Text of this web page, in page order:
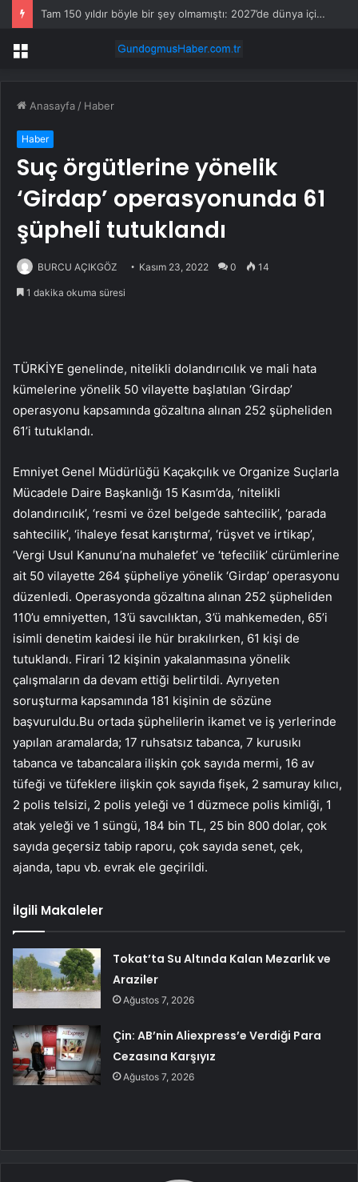
Tam 150 yıldır böyle bir şey olmamıştı: 2027’de dünya için kritik süreç başlıyor
Menü
Anasayfa / Haber
Haber
Suç örgütlerine yönelik
‘Girdap’ operasyonunda 61
şüpheli tutuklandı
BURCU AÇIKGÖZ Kasım 23, 2022 0 14
1 dakika okuma süresi
TÜRKİYE genelinde, nitelikli dolandırıcılık ve mali hata
kümelerine yönelik 50 vilayette başlatılan ‘Girdap’
operasyonu kapsamında gözaltına alınan 252 şüpheliden
61’i tutuklandı.
Emniyet Genel Müdürlüğü Kaçakçılık ve Organize Suçlarla
Mücadele Daire Başkanlığı 15 Kasım’da, ‘nitelikli
dolandırıcılık’, ‘resmi ve özel belgede sahtecilik’, ‘parada
sahtecilik’, ‘ihaleye fesat karıştırma’, ‘rüşvet ve irtikap’,
‘Vergi Usul Kanunu’na muhalefet’ ve ‘tefecilik’ cürümlerine
ait 50 vilayette 264 şüpheliye yönelik ‘Girdap’ operasyonu
düzenledi. Operasyonda gözaltına alınan 252 şüpheliden
110’u emniyetten, 13’ü savcılıktan, 3’ü mahkemeden, 65’i
isimli denetim kaidesi ile hür bırakılırken, 61 kişi de
tutuklandı. Firari 12 kişinin yakalanmasına yönelik
çalışmaların da devam ettiği belirtildi. Ayrıyeten
soruşturma kapsamında 181 kişinin de sözüne
başvuruldu.Bu ortada şüphelilerin ikamet ve iş yerlerinde
yapılan aramalarda; 17 ruhsatsız tabanca, 7 kurusıkı
tabanca ve tabancalara ilişkin çok sayıda mermi, 16 av
tüfeği ve tüfeklere ilişkin çok sayıda fişek, 2 samuray kılıcı,
2 polis telsizi, 2 polis yeleği ve 1 düzmece polis kimliği, 1
atak yeleği ve 1 süngü, 184 bin TL, 25 bin 800 dolar, çok
sayıda geçersiz tabip raporu, çok sayıda senet, çek,
ajanda, tapu vb. evrak ele geçirildi.
İlgili Makaleler
Tokat’ta Su Altında Kalan Mezarlık ve
Araziler
Ağustos 7, 2026
Çin: AB’nin Aliexpress’e Verdiği Para
Cezasına Karşıyız
Ağustos 7, 2026